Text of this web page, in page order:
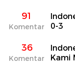
91
Komentar
0-3
36
Komentar
Kami